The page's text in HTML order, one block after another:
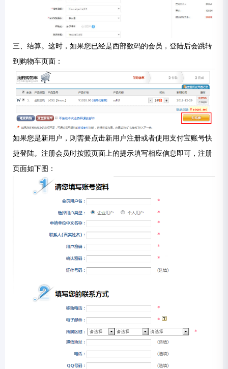
三、结算。这时，如果您已经是西部数码的会员，登陆后会跳转
到购物车页面：
如果您是新用户，则需要点击新用户注册或者使用支付宝账号快
捷登陆。注册会员时按照页面上的提示填写相应信息即可，注册
页面如下图：